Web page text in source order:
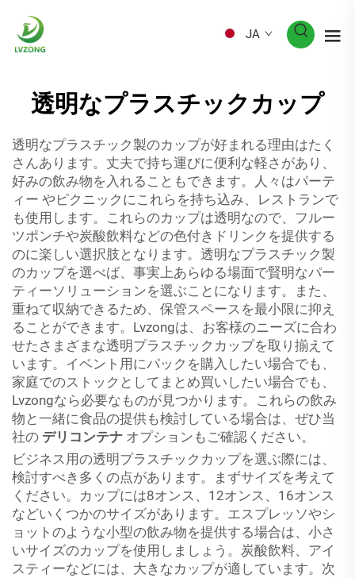
JA
透明なプラスチックカップ
透明なプラスチック製のカップが好まれる理由はたく
さんあります。丈夫で持ち運びに便利な軽さがあり、
好みの飲み物を入れることもできます。人々はパーテ
ィー やピクニックにこれらを持ち込み、レストランで
も使用します。これらのカップは透明なので、フルー
ツポンチや炭酸飲料などの色付きドリンクを提供する
のに楽しい選択肢となります。透明なプラスチック製
のカップを選べば、事実上あらゆる場面で賢明なパー
ティーソリューションを選ぶことになります。また、
重ねて収納できるため、保管スペースを最小限に抑え
ることができます。Lvzongは、お客様のニーズに合わ
せたさまざまな透明プラスチックカップを取り揃えて
います。イベント用にパックを購入したい場合でも、
家庭でのストックとしてまとめ買いしたい場合でも、
Lvzongなら必要なものが見つかります。これらの飲み
物と一緒に食品の提供も検討している場合は、ぜひ当
社の デリコンテナ オプションもご確認ください。
ビジネス用の透明プラスチックカップを選ぶ際には、
検討すべき多くの点があります。まずサイズを考えて
ください。カップには8オンス、12オンス、16オンス
などいくつかのサイズがあります。エスプレッソやシ
ョットのような小型の飲み物を提供する場合は、小さ
いサイズのカップを使用しましょう。炭酸飲料、アイ
スティーなどには、大きなカップが適しています。次